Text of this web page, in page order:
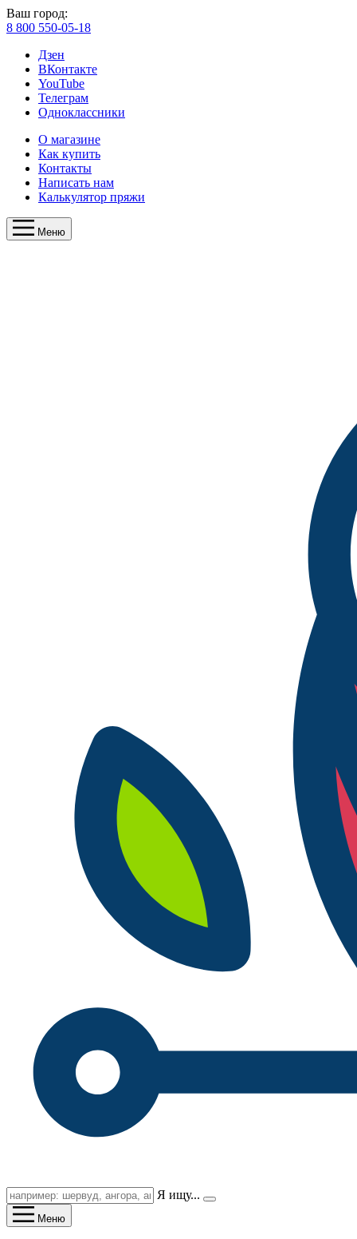
Ваш город:
8 800 550-05-18
Дзен
ВКонтакте
YouTube
Телеграм
Одноклассники
О магазине
Как купить
Контакты
Написать нам
Калькулятор пряжи
Меню
Я ищу...
Меню